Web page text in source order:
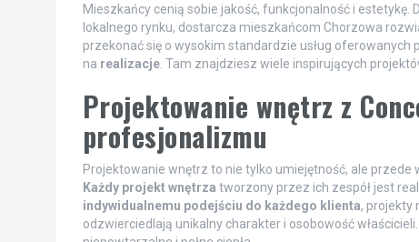
Mieszkańcy cenią sobie jakość, funkcjonalność i
lokalnego rynku, dostarcza mieszkańcom Chorzowa
przekonać się o wysokim standardzie usług
na realizacje. Tam znajdziesz wiele inspirujących
Projektowanie wnętrz z
profesjonalizmu
Projektowanie wnętrz to nie tylko umiejętność, ale
Każdy projekt wnętrza tworzony przez ich zespół jest
indywidualnemu podejściu do każdego klienta, projekty
odzwierciedlają unikalny charakter i osobowość